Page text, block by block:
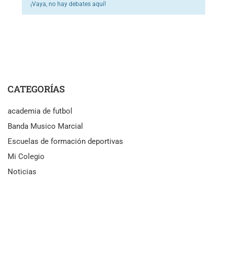
¡Vaya, no hay debates aquí!
CATEGORÍAS
academia de futbol
Banda Musico Marcial
Escuelas de formación deportivas
Mi Colegio
Noticias